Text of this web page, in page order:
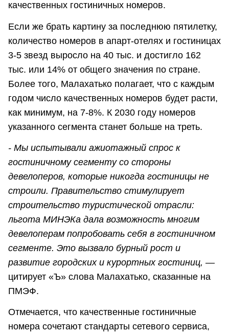
качественных гостиничных номеров.
Если же брать картину за последнюю пятилетку,
количество номеров в апарт-отелях и гостиницах
3-5 звезд выросло на 40 тыс. и достигло 162
тыс. или 14% от общего значения по стране.
Более того, Малахатько полагает, что с каждым
годом число качественных номеров будет расти,
как минимум, на 7-8%. К 2030 году номеров
указанного сегмента станет больше на треть.
- Мы испытывали ажиотажный спрос к
гостиничному сегменту со стороны
девелоперов, которые никогда гостиницы не
строили. Правительство стимулирует
строительство туристической отрасли:
льгота МИНЭКа дала возможность многим
девелоперам попробовать себя в гостиничном
сегменте. Это вызвало бурный рост и
развитие городских и курортных гостиниц, —
цитирует «Ъ» слова Малахатько, сказанные на
ПМЭФ.
Отмечается, что качественные гостиничные
номера сочетают стандарты сетевого сервиса,